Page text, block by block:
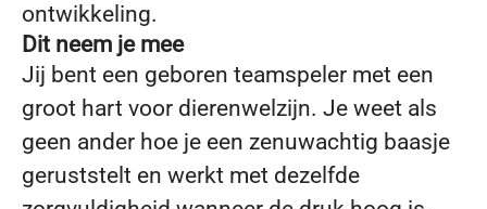
ontwikkeling.
Dit neem je mee
Jij bent een geboren teamspeler met een
groot hart voor dierenwelzijn. Je weet als
geen ander hoe je een zenuwachtig baasje
geruststelt en werkt met dezelfde